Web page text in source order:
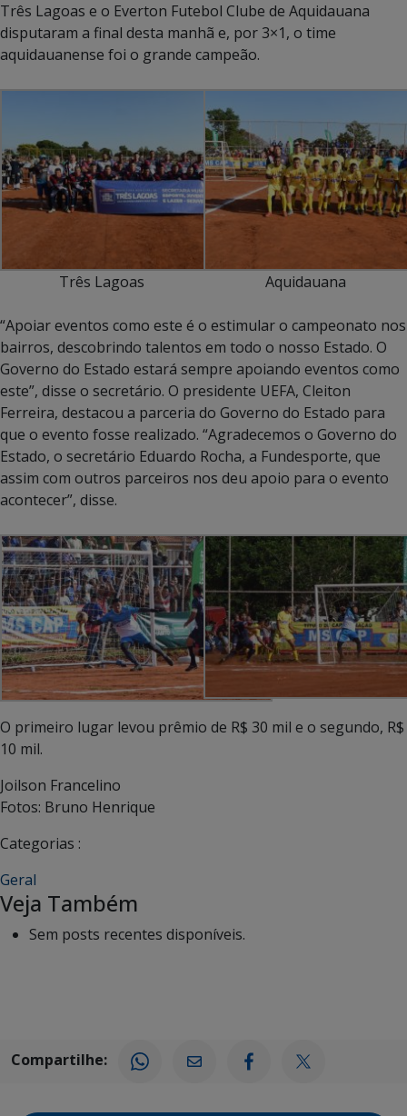
Três Lagoas e o Everton Futebol Clube de Aquidauana
disputaram a final desta manhã e, por 3×1, o time
aquidauanense foi o grande campeão.
Três Lagoas Aquidauana
“Apoiar eventos como este é o estimular o campeonato nos
bairros, descobrindo talentos em todo o nosso Estado. O
Governo do Estado estará sempre apoiando eventos como
este”, disse o secretário. O presidente UEFA, Cleiton
Ferreira, destacou a parceria do Governo do Estado para
que o evento fosse realizado. “Agradecemos o Governo do
Estado, o secretário Eduardo Rocha, a Fundesporte, que
assim com outros parceiros nos deu apoio para o evento
acontecer”, disse.
O primeiro lugar levou prêmio de R$ 30 mil e o segundo, R$
10 mil.
Joilson Francelino
Fotos: Bruno Henrique
Categorias :
Geral
Veja Também
Sem posts recentes disponíveis.
Compartilhe: